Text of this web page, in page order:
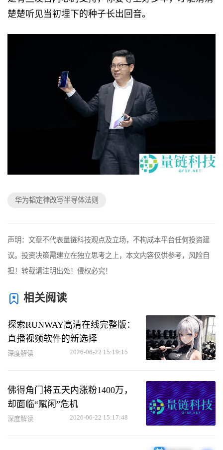
楚楚听见当初埋下的种子长出回音。
华为韬定律改写半导体法则
声明：文章不代表量链科技观点及立场，不构成本平台任何投资建
议。投资决策需建立在独立思考之上，本文内容仅供参考，风险自
担！转载请注明出处！侵权必究！
相关阅读
探索RUNWAY高清在线完整版：
直播视频软件的新选择
深度解读 2026-06-22 15:19:15
佛得角门将五天内涨粉1400万，
却面临“赋闲”危机
深度解读 2026-06-22 15:17:48